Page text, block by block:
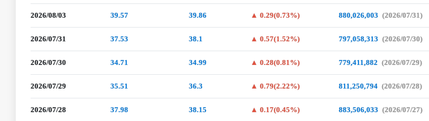
2026/08/03 39.57 39.86 0.29(0.73%) 880,026,003 (2026/07/31)
2026/07/31 37.53 38.1 0.57(1.52%) 797,058,313 (2026/07/30)
2026/07/30 34.71 34.99 0.28(0.81%) 779,411,882 (2026/07/29)
2026/07/29 35.51 36.3 0.79(2.22%) 811,250,794 (2026/07/28)
2026/07/28 37.98 38.15 0.17(0.45%) 883,506,033 (2026/07/27)